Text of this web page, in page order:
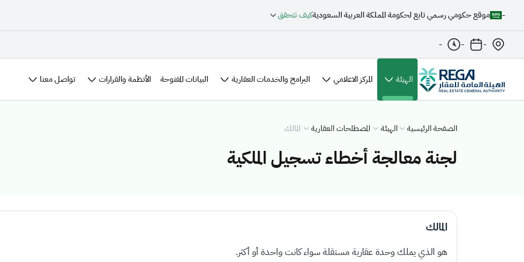
- موقع حكومي رسمي تابع لحكومة المملكة العربية السعوديةكيف تتحقق
-
-
-
الهيئة(الصفحة الحالية)
المركز الاعلامي البرامج والخدمات العقارية البيانات المفتوحة الأنظمة والقرارات تواصل معنا
الصفحة الرئيسية الهيئة المصطلحات العقارية المالك
لجنة معالجة أخطاء تسجيل الملكية
المالك
هو الذي يملك وحدة عقارية مستقلة سواء كانت واحدة أو أكثر.